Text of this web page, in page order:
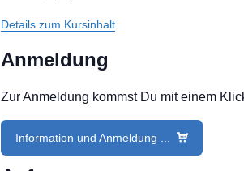
Details zum Kursinhalt
Anmeldung
Zur Anmeldung kommst Du mit einem
Information und Anmeldung ...